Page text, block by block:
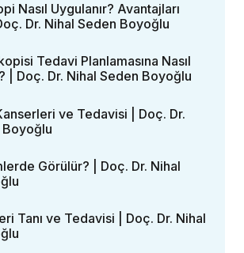
Nasıl Uygulanır? Avantajları
Dr. Nihal Seden Boyoğlu
Tedavi Planlamasına Nasıl
| Doç. Dr. Nihal Seden Boyoğlu
ve Tedavisi | Doç. Dr.
Boyoğlu
Görülür? | Doç. Dr. Nihal
Tanı ve Tedavisi | Doç. Dr. Nihal